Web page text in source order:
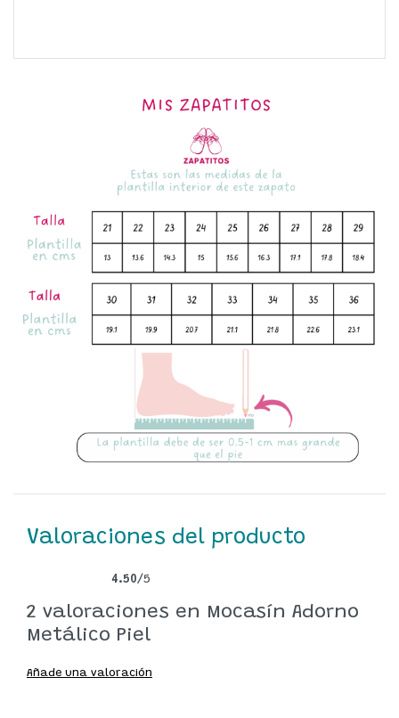
Valoraciones del producto
4.50/5
2 valoraciones en Mocasín Adorno
Metálico Piel
Añade una valoración